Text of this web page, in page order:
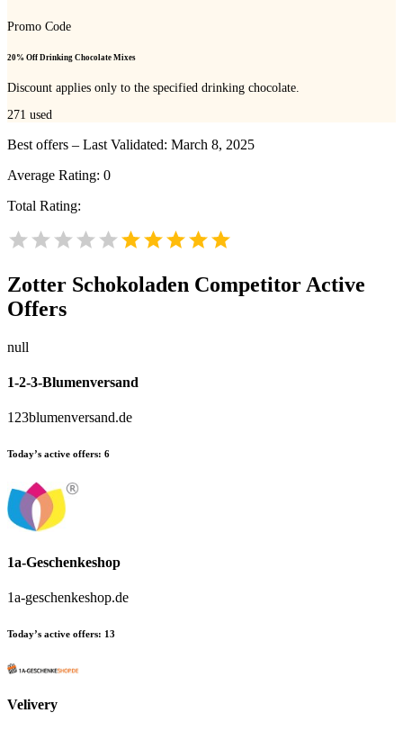
Promo Code
20% Off Drinking Chocolate Mixes
Discount applies only to the specified drinking chocolate.
271 used
Best offers – Last Validated: March 8, 2025
Average Rating: 0
Total Rating:
Zotter Schokoladen Competitor Active
Offers
null
1-2-3-Blumenversand
123blumenversand.de
Today’s active offers: 6
1a-Geschenkeshop
1a-geschenkeshop.de
Today’s active offers: 13
Velivery